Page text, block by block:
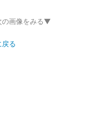
画像をみる▼
戻る